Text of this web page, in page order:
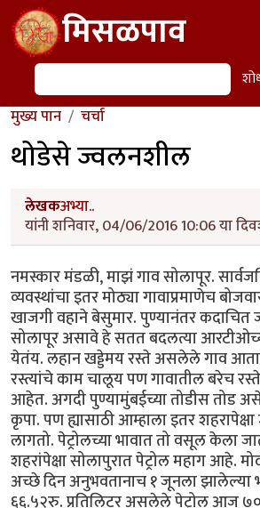
Skip to main contentमिसळपाव
शोध
मुख्य पान चर्चा
थोडेसे ज्वलनशील
लेखकअभ्या..
यांनी शनिवार, 04/06/2016 10:06 या
नमस्कार मंडळी, माझं गाव सोलापूर.
व्यवस्थांचा इतर मोठ्या गावाप्रमाणेच
खाजगी वहाने बेसुमार. पुण्यानंतर कदाचित
सोलापूर असावे हे सतत बदलत्या
येतंय. लहान खड्डेमय रस्ते असलेले गाव
रस्त्यांचे काम चालूय पण गावातील बरेच
आहेत. अगदी पुण्यामुंबईच्या तोडीस तोड
कृपा. पण ह्यासाठी आम्हाला इतर
लागतो. पेट्रोलच्या भावात तो वसूल केला
शहरांपेक्षा सोलापुरात पेट्रोल महाग आहे.
अच्छे दिन अनुभवतानाच १ जूनला झालेल्या
६६.५२रु. प्रतिलिटर असलेले पेट्रोल आज